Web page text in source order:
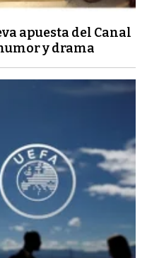
apuesta del Canal
y drama